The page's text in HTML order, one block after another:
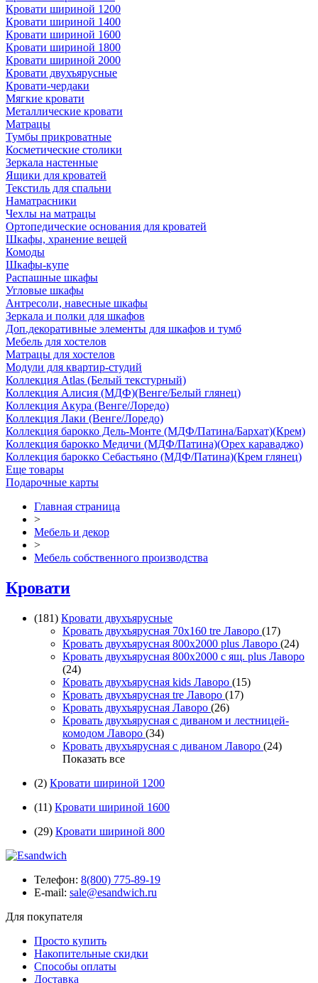
Кровати шириной 1200
Кровати шириной 1400
Кровати шириной 1600
Кровати шириной 1800
Кровати шириной 2000
Кровати двухъярусные
Кровати-чердаки
Мягкие кровати
Металлические кровати
Матрацы
Тумбы прикроватные
Косметические столики
Зеркала настенные
Ящики для кроватей
Текстиль для спальни
Наматрасники
Чехлы на матрацы
Ортопедические основания для кроватей
Шкафы, хранение вещей
Комоды
Шкафы-купе
Распашные шкафы
Угловые шкафы
Антресоли, навесные шкафы
Зеркала и полки для шкафов
Доп.декоративные элементы для шкафов и тумб
Мебель для хостелов
Матрацы для хостелов
Модули для квартир-студий
Коллекция Atlas (Белый текстурный)
Коллекция Алисия (МДФ)(Венге/Белый глянец)
Коллекция Акура (Венге/Лоредо)
Коллекция Лаки (Венге/Лоредо)
Коллекция барокко Дель-Монте (МДФ/Патина/Бархат)(Крем)
Коллекция барокко Медичи (МДФ/Патина)(Орех караваджо)
Коллекция барокко Себастьяно (МДФ/Патина)(Крем глянец)
Еще товары
Подарочные карты
Главная страница
>
Мебель и декор
>
Мебель собственного производства
Кровати
(181) Кровати двухъярусные
Кровать двухъярусная 70х160 tre Лаворо (17)
Кровать двухъярусная 800х2000 plus Лаворо (24)
Кровать двухъярусная 800х2000 с ящ. plus Лаворо
(24)
Кровать двухъярусная kids Лаворо (15)
Кровать двухъярусная tre Лаворо (17)
Кровать двухъярусная Лаворо (26)
Кровать двухъярусная с диваном и лестницей-
комодом Лаворо (34)
Кровать двухъярусная с диваном Лаворо (24)
Показать все
(2) Кровати шириной 1200
(11) Кровати шириной 1600
(29) Кровати шириной 800
Телефон: 8(800) 775-89-19
E-mail: sale@esandwich.ru
Для покупателя
Просто купить
Накопительные скидки
Способы оплаты
Доставка